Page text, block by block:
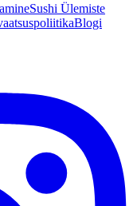
Sushi Ülemiste
Blogi